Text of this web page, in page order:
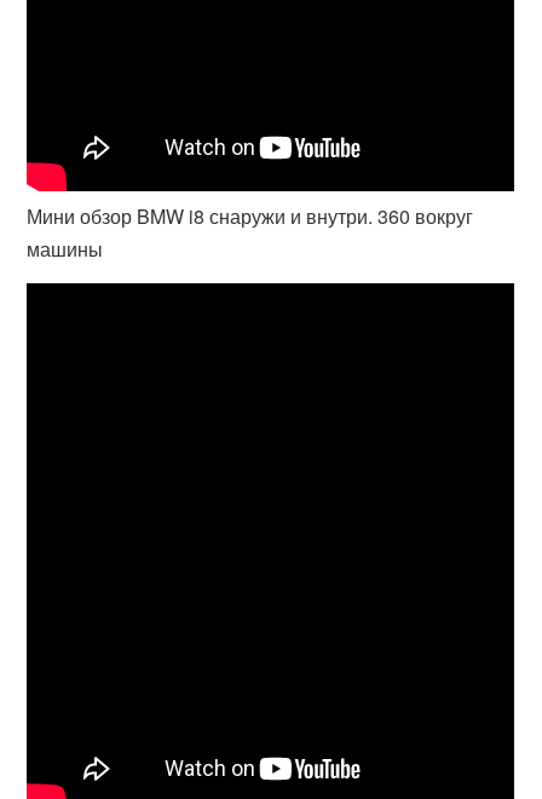
Мини обзор BMW i8 снаружи и внутри. 360 вокруг
машины